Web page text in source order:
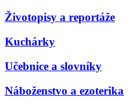
Životopisy a reportáže
Kuchárky
Učebnice a slovníky
Náboženstvo a ezoterika